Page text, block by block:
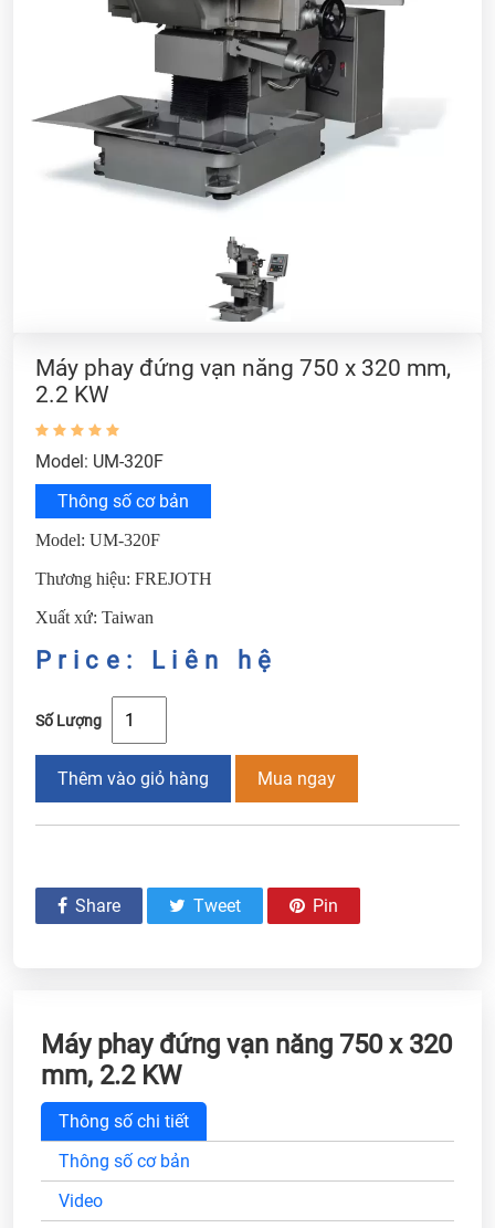
Máy phay đứng vạn năng 750 x 320 mm,
2.2 KW
Model: UM-320F
Thông số cơ bản
Model: UM-320F
Thương hiệu: FREJOTH
Xuất xứ: Taiwan
Price: Liên hệ
Số Lượng
Thêm vào giỏ hàng Mua ngay
Share Tweet Pin
Máy phay đứng vạn năng 750 x 320
mm, 2.2 KW
Thông số chi tiết
Thông số cơ bản
Video